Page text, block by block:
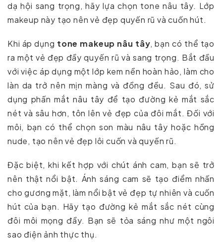
dạ hội sang trọng, hãy lựa chọn tone nâu tây. Lớp
makeup này tạo nên vẻ đẹp quyến rũ và cuốn hút.
Khi áp dụng tone makeup nâu tây, bạn có thể tạo
ra một vẻ đẹp đầy quyến rũ và sang trọng. Bắt đầu
với việc áp dụng một lớp kem nền hoàn hảo, làm cho
làn da trở nên mịn màng và đồng đều. Sau đó, sử
dụng phấn mắt nâu tây để tạo đường kẻ mắt sắc
nét và sâu hơn, tôn lên vẻ đẹp của đôi mắt. Đối với
môi, bạn có thể chọn son màu nâu tây hoặc hồng
nude, tạo nên vẻ đẹp lôi cuốn và quyến rũ.
Đặc biệt, khi kết hợp với chút ánh cam, bạn sẽ trở
nên thật nổi bật. Ánh sáng cam sẽ tạo điểm nhấn
cho gương mặt, làm nổi bật vẻ đẹp tự nhiên và cuốn
hút của bạn. Hãy tạo đường kẻ mắt sắc nét cùng
đôi môi mọng đầy. Bạn sẽ tỏa sáng như một ngôi
sao điện ảnh thực thụ.